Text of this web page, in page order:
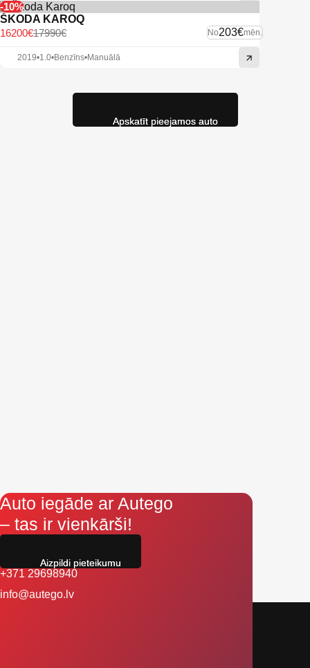
-10%
ŠKODA KAROQ
No203€mēn.
17990€
16200€
2019•1.0•Benzīns•Manuālā
Auto iegāde ar Autego
– tas ir vienkārši!
+371 29698940
info@autego.lv